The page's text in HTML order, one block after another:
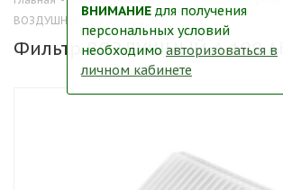
ВОЗДУШНЫЙ A-199 Aiko
Фильтр ВОЗДУШНЫЙ A-199
ВНИМАНИЕ для получения
персональных условий
необходимо авторизоваться в
личном кабинете